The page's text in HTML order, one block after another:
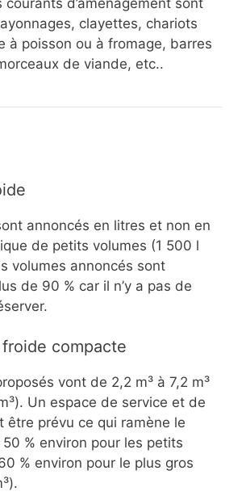
clayettes, chariots
à poisson ou à fromage, barres
de viande, etc..
annoncés en litres et non en
de petits volumes (1 500 l
volumes annoncés sont
de 90 % car il n’y a pas de
compacte
vont de 2,2 m³ à 7,2 m³
Un espace de service et de
être prévu ce qui ramène le
% environ pour les petits
% environ pour le plus gros